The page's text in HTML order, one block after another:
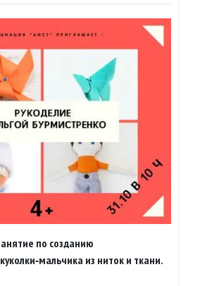
по созданию
из ниток и ткани.